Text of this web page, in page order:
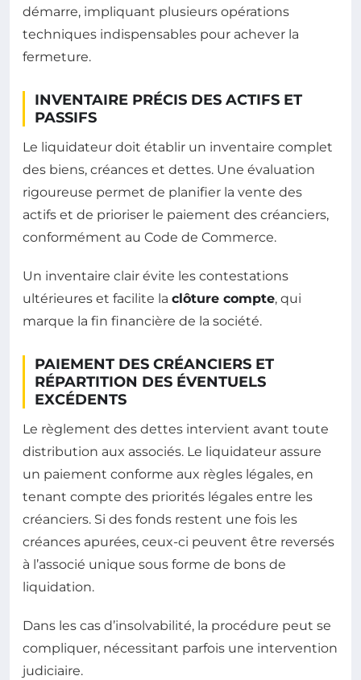
démarre, impliquant plusieurs opérations
techniques indispensables pour achever la
fermeture.
INVENTAIRE PRÉCIS DES ACTIFS ET
PASSIFS
Le liquidateur doit établir un inventaire complet
des biens, créances et dettes. Une évaluation
rigoureuse permet de planifier la vente des
actifs et de prioriser le paiement des créanciers,
conformément au Code de Commerce.
Un inventaire clair évite les contestations
ultérieures et facilite la clôture compte, qui
marque la fin financière de la société.
PAIEMENT DES CRÉANCIERS ET
RÉPARTITION DES ÉVENTUELS
EXCÉDENTS
Le règlement des dettes intervient avant toute
distribution aux associés. Le liquidateur assure
un paiement conforme aux règles légales, en
tenant compte des priorités légales entre les
créanciers. Si des fonds restent une fois les
créances apurées, ceux-ci peuvent être reversés
à l’associé unique sous forme de bons de
liquidation.
Dans les cas d’insolvabilité, la procédure peut se
compliquer, nécessitant parfois une intervention
judiciaire.